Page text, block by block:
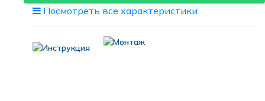
Посмотреть все характеристики